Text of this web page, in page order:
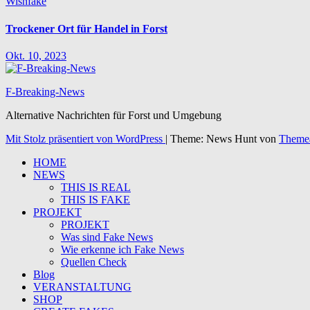
Trockener Ort für Handel in Forst
Okt. 10, 2023
F-Breaking-News
Alternative Nachrichten für Forst und Umgebung
Mit Stolz präsentiert von WordPress | Theme: News Hunt von
HOME
NEWS
THIS IS REAL
THIS IS FAKE
PROJEKT
PROJEKT
Was sind Fake News
Wie erkenne ich Fake News
Quellen Check
Blog
VERANSTALTUNG
SHOP